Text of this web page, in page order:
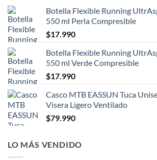
Botella Flexible Running
550 ml Perla Compresible
$17.990
Botella Flexible Running
550 ml Verde Compresible
$17.990
Casco MTB EASSUN Tuca
Visera Ligero Ventilado
$79.990
LO MÁS VENDIDO